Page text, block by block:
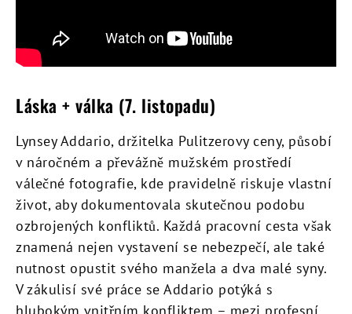
Láska + válka (7. listopadu)
Lynsey Addario, držitelka Pulitzerovy ceny, působí
v náročném a převážně mužském prostředí
válečné fotografie, kde pravidelně riskuje vlastní
život, aby dokumentovala skutečnou podobu
ozbrojených konfliktů. Každá pracovní cesta však
znamená nejen vystavení se nebezpečí, ale také
nutnost opustit svého manžela a dva malé syny.
V zákulisí své práce se Addario potýká s